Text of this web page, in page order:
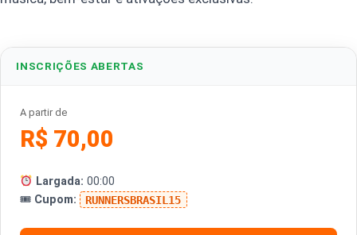
INSCRIÇÕES ABERTAS
A partir de
R$ 70,00
Largada: 00:00
🎟 Cupom: RUNNERSBRASIL15